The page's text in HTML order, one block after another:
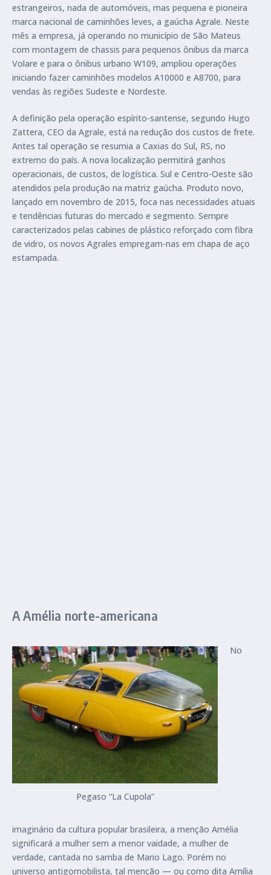
estrangeiros, nada de automóveis, mas pequena e pioneira
marca nacional de caminhões leves, a gaúcha Agrale. Neste
mês a empresa, já operando no município de São Mateus
com montagem de chassis para pequenos ônibus da marca
Volare e para o ônibus urbano W109, ampliou operações
iniciando fazer caminhões modelos A10000 e A8700, para
vendas às regiões Sudeste e Nordeste.
A definição pela operação espírito-santense, segundo Hugo
Zattera, CEO da Agrale, está na redução dos custos de frete.
Antes tal operação se resumia a Caxias do Sul, RS, no
extremo do país. A nova localização permitirá ganhos
operacionais, de custos, de logística. Sul e Centro-Oeste são
atendidos pela produção na matriz gaúcha. Produto novo,
lançado em novembro de 2015, foca nas necessidades atuais
e tendências futuras do mercado e segmento. Sempre
caracterizados pelas cabines de plástico reforçado com fibra
de vidro, os novos Agrales empregam-nas em chapa de aço
estampada.
A Amélia norte-americana
Pegaso “La Cupola”
No
imaginário da cultura popular brasileira, a menção Amélia
significará a mulher sem a menor vaidade, a mulher de
verdade, cantada no samba de Mario Lago. Porém no
universo antigomobilista, tal menção — ou como dita Amília